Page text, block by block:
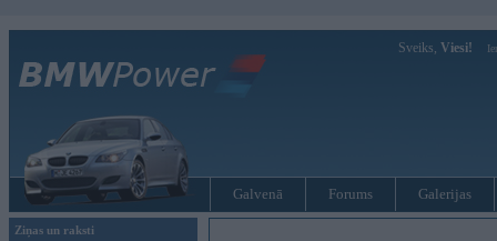
Sveiks, Viesi!
Galvenā Forums Galerijas
Ziņas un raksti